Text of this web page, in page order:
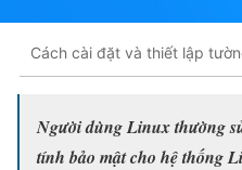
Cách cài đặt và thiết lập
Người dùng Linux thường
tính bảo mật cho hệ thống